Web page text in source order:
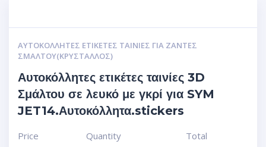
ΑΥΤΟΚΌΛΛΗΤΕΣ ΕΤΙΚΈΤΕΣ ΤΑΙΝΊΕΣ ΓΙΑ ΖΆΝΤΕΣ
ΣΜΆΛΤΟΥ(ΚΡΎΣΤΑΛΛΟΣ)
Αυτοκόλλητες ετικέτες ταινίες 3D
Σμάλτου σε λευκό με γκρί για SYM
JET14.Αυτοκόλλητα.stickers
Price Quantity Total